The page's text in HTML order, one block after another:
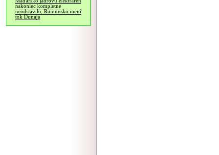
nakoniec kompletne
neodstavilo, Rumunsko mení
tok Dunaja